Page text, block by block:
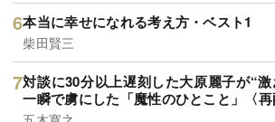
本当に幸せになれる考え方・ベスト1
柴田賢三
対談に30分以上遅刻した大原麗子が“
一瞬で虜にした「魔性のひとこと」〈再